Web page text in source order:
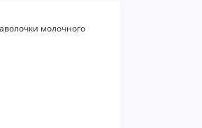
молочного